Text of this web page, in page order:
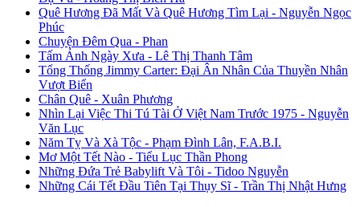
Quê Hương Đã Mất Và Quê Hương Tìm Lại - Nguyễn Ngọc
Phúc
Chuyện Đêm Qua - Phan
Tấm Ảnh Ngày Xưa - Lê Thị Thanh Tâm
Tổng Thống Jimmy Carter: Đại Ân Nhân Của Thuyền Nhân
Vượt Biển
Chân Quê - Xuân Phương
Nhìn Lại Việc Thi Tú Tài Ở Việt Nam Trước 1975 - Nguyễn
Văn Lục
Năm Tỵ Và Xà Tộc - Phạm Đình Lân, F.A.B.I.
Mơ Một Tết Nào - Tiểu Lục Thần Phong
Những Đứa Trẻ Babylift Và Tôi - Tidoo Nguyễn
Những Cái Tết Đầu Tiên Tại Thụy Sĩ - Trần Thị Nhật Hưng